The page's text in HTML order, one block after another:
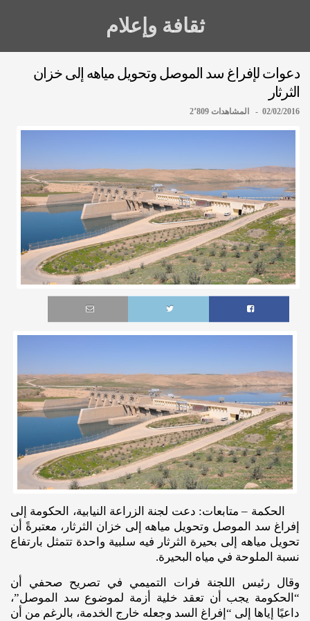
ثقافة وإعلام
دعوات لإفراغ سد الموصل وتحويل مياهه إلى خزان
الثرثار
02/02/2016 - المشاهدات 2٬809
الحكمة – متابعات: دعت لجنة الزراعة النيابية، الحكومة إلى
إفراغ سد الموصل وتحويل مياهه إلى خزان الثرثار، معتبرةً أن
تحويل مياهه إلى بحيرة الثرثار فيه سلبية واحدة تتمثل بارتفاع
نسبة الملوحة في مياه البحيرة.
وقال رئيس اللجنة فرات التميمي في تصريح صحفي أن
“الحكومة يجب أن تعقد خلية أزمة لموضوع سد الموصل”،
داعيًا إياها إلى “إفراغ السد وجعله خارج الخدمة، بالرغم من أن